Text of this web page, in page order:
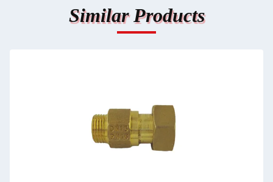
Similar Products